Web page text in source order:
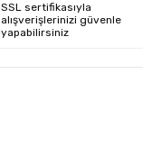
SSL sertifikasıyla
alışverişlerinizi güvenle
yapabilirsiniz